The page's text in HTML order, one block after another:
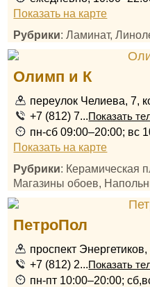
Показать на карте
Рубрики: Ламинат,
Олимп и К
переулок Челиева, 7,
+7 (812) 7...Показать
пн-сб 09:00–20:00; вс
Показать на карте
Рубрики: Керамическая
Магазины обоев,
ПетроПол
проспект
+7 (812) 2...Показать
пн-пт 10:00–20:00;